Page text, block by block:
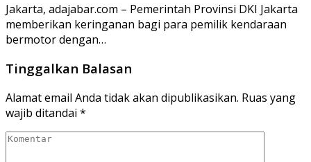
Jakarta, adajabar.com – Pemerintah Provinsi DKI Jakarta
memberikan keringanan bagi para pemilik kendaraan
bermotor dengan…
Tinggalkan Balasan
Alamat email Anda tidak akan dipublikasikan. Ruas yang
wajib ditandai *